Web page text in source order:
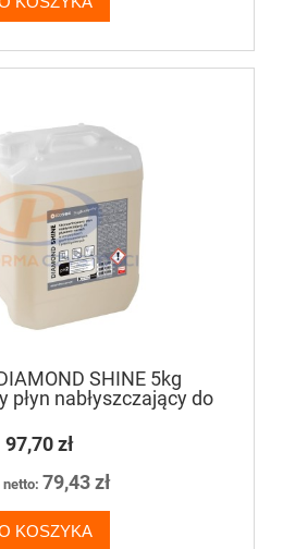
SHINE 5kg
płyn nabłyszczający do
w zmywarkach
i przemysłowych
97,70 zł
netto: 79,43 zł
KOSZYKA